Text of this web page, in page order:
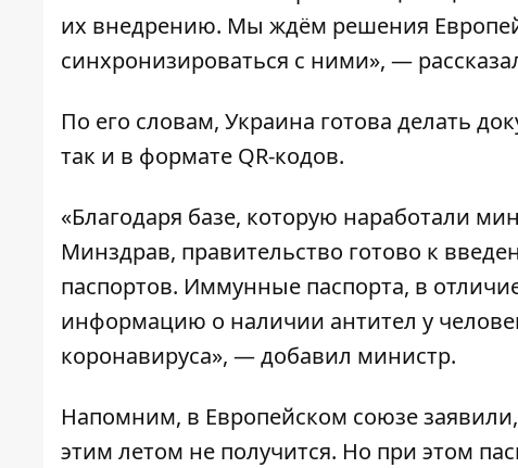
их внедрению. Мы ждём решения
синхронизироваться с ними», —
По его словам, Украина готова делать
так и в формате QR-кодов.
«Благодаря базе, которую наработали
Минздрав, правительство готово к
паспортов. Иммунные паспорта, в
информацию о наличии антител у
коронавируса», — добавил министр.
Напомним, в Европейском союзе
этим летом не получится. Но при этом